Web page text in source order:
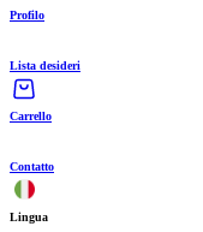
Profilo
Lista desideri
Carrello
Contatto
Lingua